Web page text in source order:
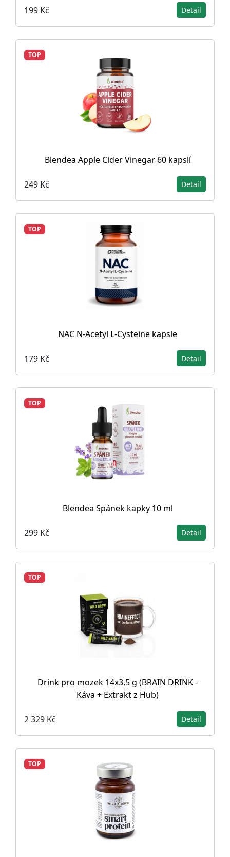
199 Kč Detail
TOP
Blendea Apple Cider Vinegar 60 kapslí
249 Kč Detail
TOP
NAC N-Acetyl L-Cysteine ​​kapsle
179 Kč Detail
TOP
Blendea Spánek kapky 10 ml
299 Kč Detail
TOP
Drink pro mozek 14x3,5 g (BRAIN DRINK -
Káva + Extrakt z Hub)
2 329 Kč Detail
TOP